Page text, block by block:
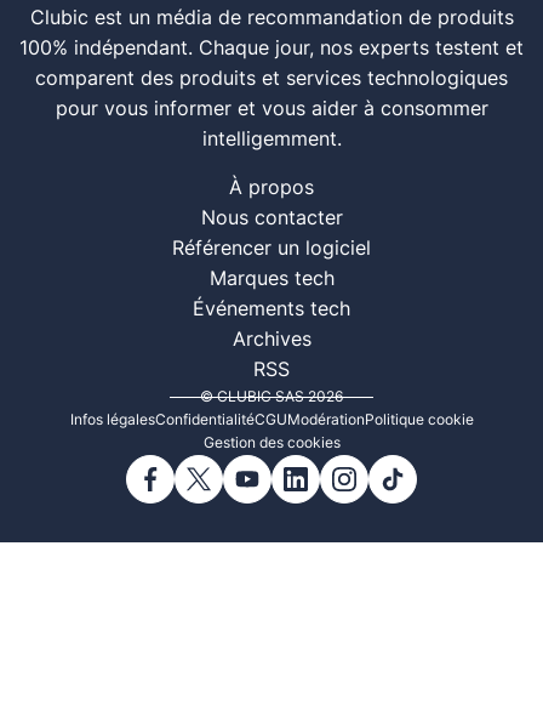
Clubic est un média de recommandation de produits
100% indépendant. Chaque jour, nos experts testent et
comparent des produits et services technologiques
pour vous informer et vous aider à consommer
intelligemment.
À propos
Nous contacter
Référencer un logiciel
Marques tech
Événements tech
Archives
RSS
© CLUBIC SAS 2026
Infos légalesConfidentialitéCGUModérationPolitique cookie
Gestion des cookies